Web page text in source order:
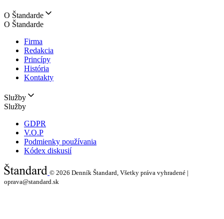
O Štandarde
O Štandarde
Firma
Redakcia
Princípy
História
Kontakty
Služby
Služby
GDPR
V.O.P
Podmienky používania
Kódex diskusií
© 2026 Denník Štandard, Všetky práva vyhradené |
oprava@standard.sk